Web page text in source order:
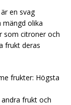
en svag
olika
som citroner och
frukt deras
frukter: Högsta
frukt och